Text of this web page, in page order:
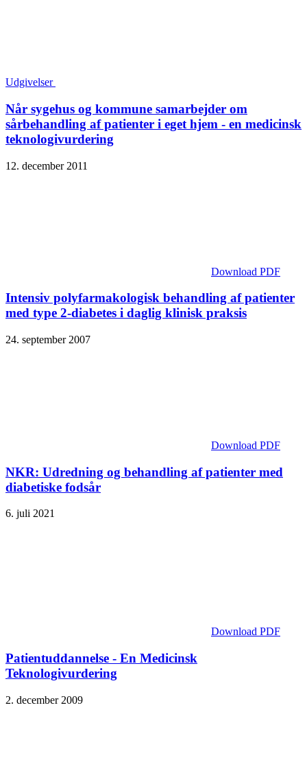
Udgivelser
Når sygehus og kommune samarbejder om
sårbehandling af patienter i eget hjem - en medicinsk
teknologivurdering
12. december 2011
Download PDF
Intensiv polyfarmakologisk behandling af patienter
med type 2-diabetes i daglig klinisk praksis
24. september 2007
Download PDF
NKR: Udredning og behandling af patienter med
diabetiske fodsår
6. juli 2021
Download PDF
Patientuddannelse - En Medicinsk
Teknologivurdering
2. december 2009